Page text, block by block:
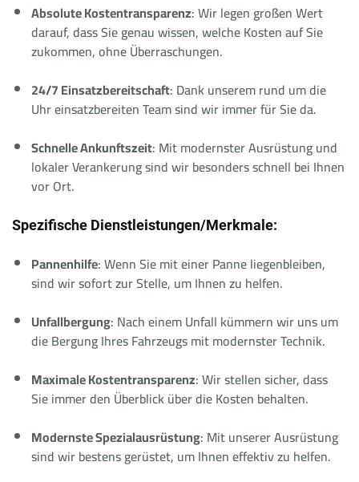
Absolute Kostentransparenz: Wir legen großen Wert
darauf, dass Sie genau wissen, welche Kosten auf Sie
zukommen, ohne Überraschungen.
24/7 Einsatzbereitschaft: Dank unserem rund um die
Uhr einsatzbereiten Team sind wir immer für Sie da.
Schnelle Ankunftszeit: Mit modernster Ausrüstung und
lokaler Verankerung sind wir besonders schnell bei Ihnen
vor Ort.
Spezifische Dienstleistungen/Merkmale:
Pannenhilfe: Wenn Sie mit einer Panne liegenbleiben,
sind wir sofort zur Stelle, um Ihnen zu helfen.
Unfallbergung: Nach einem Unfall kümmern wir uns um
die Bergung Ihres Fahrzeugs mit modernster Technik.
Maximale Kostentransparenz: Wir stellen sicher, dass
Sie immer den Überblick über die Kosten behalten.
Modernste Spezialausrüstung: Mit unserer Ausrüstung
sind wir bestens gerüstet, um Ihnen effektiv zu helfen.